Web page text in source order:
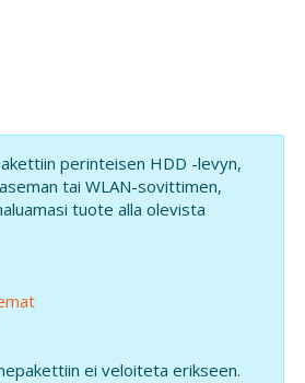
perinteisen HDD -levyn,
tai WLAN-sovittimen,
tuote alla olevista
ei veloiteta erikseen.